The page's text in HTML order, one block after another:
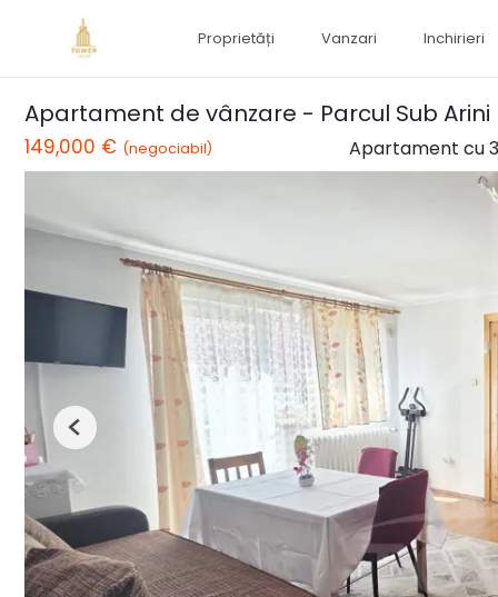
Proprietăți Vanzari Inchirieri
Apartament de vânzare - Parcul Sub Arini
149,000 € (negociabil) Apartament cu
Previous